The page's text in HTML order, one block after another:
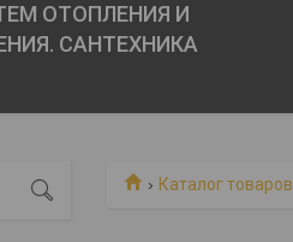
ОТОПЛЕНИЯ И
САНТЕХНИКА
Каталог товаров